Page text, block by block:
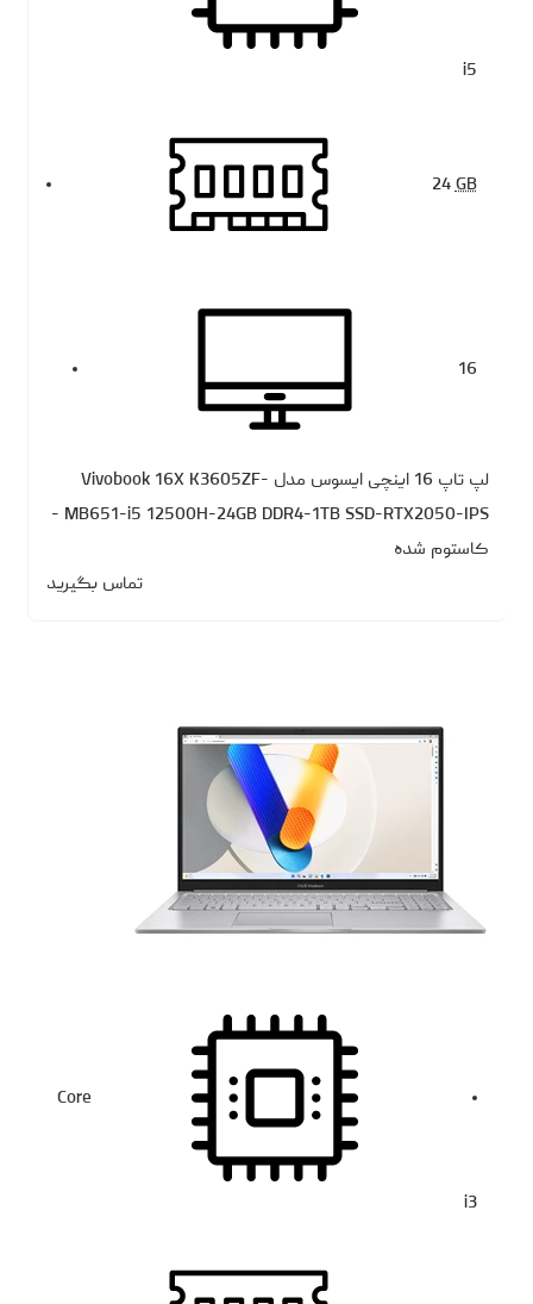
i5
24GB
16
لپ تاپ 16 اینچی ایسوس مدل Vivobook 16X K3605ZF-
MB651-i5 12500H-24GB DDR4-1TB SSD-RTX2050-IPS -
کاستوم شده
تماس بگیرید
Core
i3